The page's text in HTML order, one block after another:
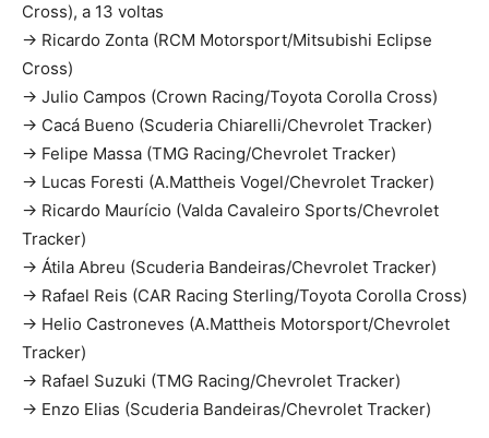
Cross), a 13 voltas
→ Ricardo Zonta (RCM Motorsport/Mitsubishi Eclipse
Cross)
→ Julio Campos (Crown Racing/Toyota Corolla Cross)
→ Cacá Bueno (Scuderia Chiarelli/Chevrolet Tracker)
→ Felipe Massa (TMG Racing/Chevrolet Tracker)
→ Lucas Foresti (A.Mattheis Vogel/Chevrolet Tracker)
→ Ricardo Maurício (Valda Cavaleiro Sports/Chevrolet
Tracker)
→ Átila Abreu (Scuderia Bandeiras/Chevrolet Tracker)
→ Rafael Reis (CAR Racing Sterling/Toyota Corolla Cross)
→ Helio Castroneves (A.Mattheis Motorsport/Chevrolet
Tracker)
→ Rafael Suzuki (TMG Racing/Chevrolet Tracker)
→ Enzo Elias (Scuderia Bandeiras/Chevrolet Tracker)